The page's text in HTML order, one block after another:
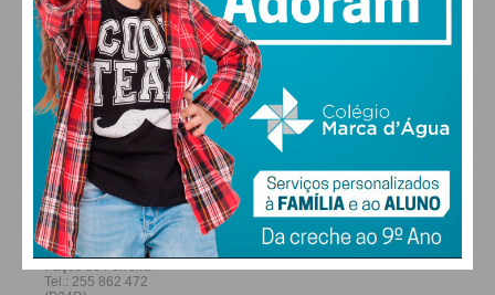
ALTERAR
FARMACIAS DE SERVIÇO EM PAÇOS DE
FERREIRA